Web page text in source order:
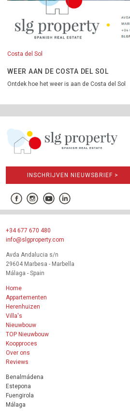
Costa del Sol
WEER AAN DE COSTA DEL SOL
Ontdek hoe het weer is aan de Costa del Sol
INSCHRIJVEN NIEUWSBRIEF >
+34 677 670 480
info@slgproperty.com
Avda Andalucia s/n
29604 Marbesa - Marbella
Málaga - Spain
Home
Appartementen
Herenhuizen
Villa's
Nieuwbouw
TOP Nieuwbouw
Koopproces
Over ons
Reviews
Benalmádena
Estepona
Fuengirola
Málaga